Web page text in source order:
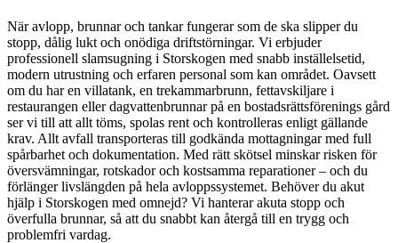
När avlopp, brunnar och tankar fungerar som de ska slipper du
stopp, dålig lukt och onödiga driftstörningar. Vi erbjuder
professionell slamsugning i Storskogen med snabb inställelsetid,
modern utrustning och erfaren personal som kan området. Oavsett
om du har en villatank, en trekammarbrunn, fettavskiljare i
restaurangen eller dagvattenbrunnar på en bostadsrättsförenings gård
ser vi till att allt töms, spolas rent och kontrolleras enligt gällande
krav. Allt avfall transporteras till godkända mottagningar med full
spårbarhet och dokumentation. Med rätt skötsel minskar risken för
översvämningar, rotskador och kostsamma reparationer – och du
förlänger livslängden på hela avloppssystemet. Behöver du akut
hjälp i Storskogen med omnejd? Vi hanterar akuta stopp och
överfulla brunnar, så att du snabbt kan återgå till en trygg och
problemfri vardag.